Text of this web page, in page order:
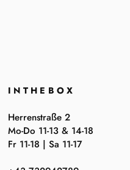
INTHEBOX
Herrenstraße 2
Mo-Do 11-13 & 14-18
Fr 11-18 | Sa 11-17